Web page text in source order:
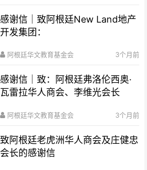
感谢信｜致阿根廷New Land地产
开发集团：
阿根廷华文教育基金会 3个月前
感谢信｜致：阿根廷弗洛伦西奥·
瓦雷拉华人商会、李维光会长
阿根廷华文教育基金会 3个月前
致阿根廷老虎洲华人商会及庄健忠
会长的感谢信